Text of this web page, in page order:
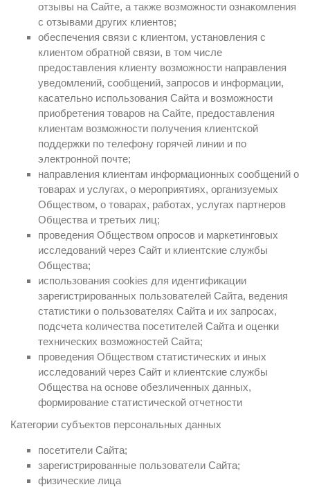
отзывы на Сайте, а также возможности ознакомления
с отзывами других клиентов;
обеспечения связи с клиентом, установления с
клиентом обратной связи, в том числе
предоставления клиенту возможности направления
уведомлений, сообщений, запросов и информации,
касательно использования Сайта и возможности
приобретения товаров на Сайте, предоставления
клиентам возможности получения клиентской
поддержки по телефону горячей линии и по
электронной почте;
направления клиентам информационных сообщений о
товарах и услугах, о мероприятиях, организуемых
Обществом, о товарах, работах, услугах партнеров
Общества и третьих лиц;
проведения Обществом опросов и маркетинговых
исследований через Сайт и клиентские службы
Общества;
использования cookies для идентификации
зарегистрированных пользователей Сайта, ведения
статистики о пользователях Сайта и их запросах,
подсчета количества посетителей Сайта и оценки
технических возможностей Сайта;
проведения Обществом статистических и иных
исследований через Сайт и клиентские службы
Общества на основе обезличенных данных,
формирование статистической отчетности
Категории субъектов персональных данных
посетители Сайта;
зарегистрированные пользователи Сайта;
физические лица